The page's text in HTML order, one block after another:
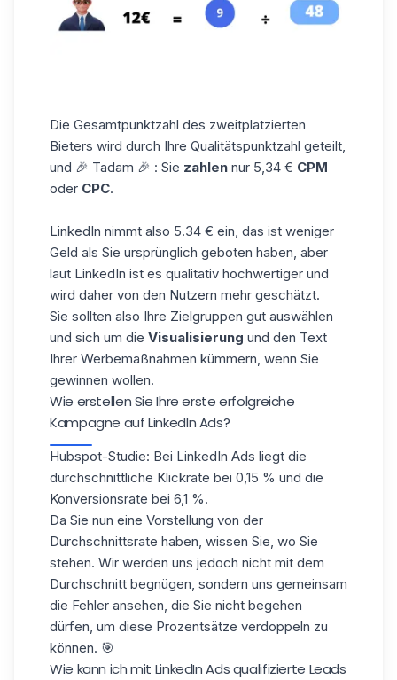
Die Gesamtpunktzahl des zweitplatzierten
Bieters wird durch Ihre Qualitätspunktzahl geteilt,
und 🎉 Tadam 🎉 : Sie zahlen nur 5,34 € CPM
oder CPC.
LinkedIn nimmt also 5.34 € ein, das ist weniger
Geld als Sie ursprünglich geboten haben, aber
laut LinkedIn ist es qualitativ hochwertiger und
wird daher von den Nutzern mehr geschätzt.
Sie sollten also Ihre Zielgruppen gut auswählen
und sich um die Visualisierung und den Text
Ihrer Werbemaßnahmen kümmern, wenn Sie
gewinnen wollen.
Wie erstellen Sie Ihre erste erfolgreiche
Kampagne auf LinkedIn Ads?
Hubspot-Studie: Bei LinkedIn Ads liegt die
durchschnittliche Klickrate bei 0,15 % und die
Konversionsrate bei 6,1 %.
Da Sie nun eine Vorstellung von der
Durchschnittsrate haben, wissen Sie, wo Sie
stehen. Wir werden uns jedoch nicht mit dem
Durchschnitt begnügen, sondern uns gemeinsam
die Fehler ansehen, die Sie nicht begehen
dürfen, um diese Prozentsätze verdoppeln zu
können. 🎯
Wie kann ich mit LinkedIn Ads qualifizierte Leads